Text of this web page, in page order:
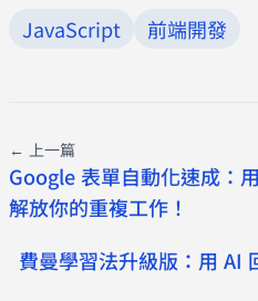
JavaScript 前端開發
← 上一篇
Google 表單自動化速成：
解放你的重複工作！
費曼學習法升級版：用 AI